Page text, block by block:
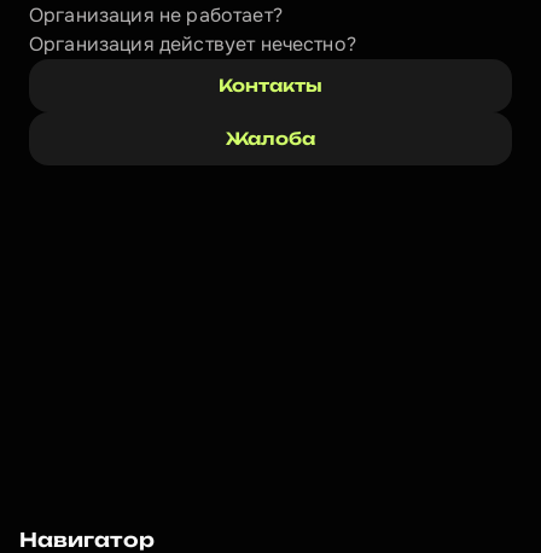
Организация не работает?
Организация действует нечестно?
Контакты
Жалоба
Навигатор